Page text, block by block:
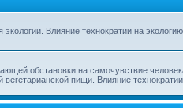
Влияние технократии на
обстановки на самочувствие
вегетарианской пищи. Влияние